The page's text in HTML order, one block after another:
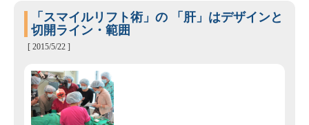
「スマイルリフト術」の 「肝」はデザインと
切開ライン・範囲
[ 2015/5/22 ]